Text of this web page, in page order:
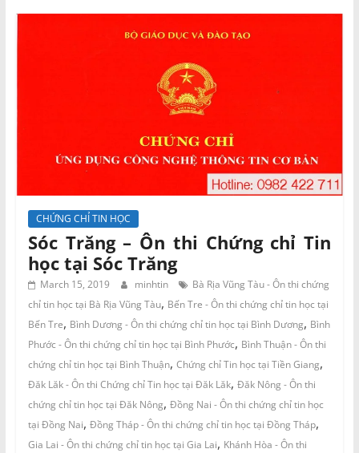
CHỨNG CHỈ TIN HỌC
Sóc Trăng – Ôn thi Chứng chỉ Tin
học tại Sóc Trăng
March 15, 2019 minhtin
Bà Rịa Vũng Tàu - Ôn thi chứng
chỉ tin học tại Bà Rịa Vũng Tàu, Bến Tre - Ôn thi chứng chỉ tin học tại
Bến Tre, Bình Dương - Ôn thi chứng chỉ tin học tại Bình Dương, Bình
Phước - Ôn thi chứng chỉ tin học tại Bình Phước, Bình Thuận - Ôn thi
chứng chỉ tin học tại Bình Thuận, Chứng chỉ Tin học tại Tiền Giang,
Đăk Lăk - Ôn thi Chứng chỉ Tin học tại Đăk Lăk, Đăk Nông - Ôn thi
chứng chỉ tin học tại Đăk Nông, Đồng Nai - Ôn thi chứng chỉ tin học
tại Đồng Nai, Đồng Tháp - Ôn thi chứng chỉ tin học tại Đồng Tháp,
Gia Lai - Ôn thi chứng chỉ tin học tại Gia Lai, Khánh Hòa - Ôn thi